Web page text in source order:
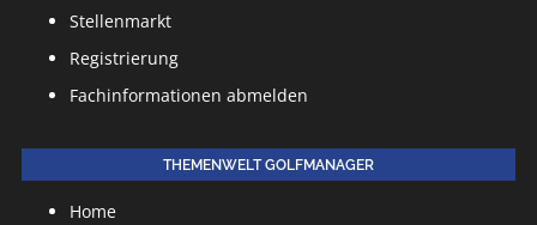
Stellenmarkt
Registrierung
Fachinformationen abmelden
THEMENWELT GOLFMANAGER
Home